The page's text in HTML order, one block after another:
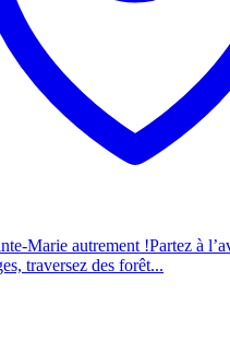
Marie autrement !Partez à
traversez des forêt...